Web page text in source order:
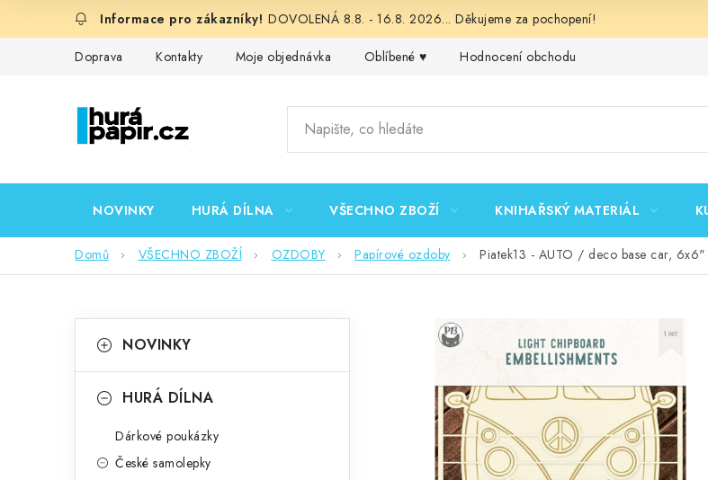
DOVOLENÁ 8.8. - 16.8. 2026... Děkujeme za pochopení!
Doprava Kontakty Moje objednávka Oblíbené ♥️ Hodnocení obchodu
NOVINKY HURÁ DÍLNA VŠECHNO ZBOŽÍ KNIHAŘSKÝ MATERIÁL
Domů VŠECHNO ZBOŽÍ OZDOBY Papírové ozdoby Piatek13 - AUTO / deco base car,
okategorie
a
NOVINKY
HURÁ DÍLNA
Dárkové poukázky
České samolepky